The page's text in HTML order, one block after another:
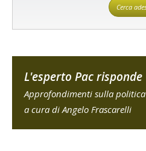
Cerca
L'esperto Pac risponde
Approfondimenti sulla
a cura di Angelo Frascarelli